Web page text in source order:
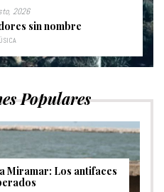
2026
sin nombre
Populares
Miramar: Los antifaces